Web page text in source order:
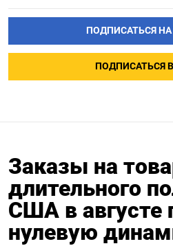
ПОДПИСАТЬСЯ
ПОДПИСАТЬСЯ В
Заказы на
длительного
США в августе
нулевую